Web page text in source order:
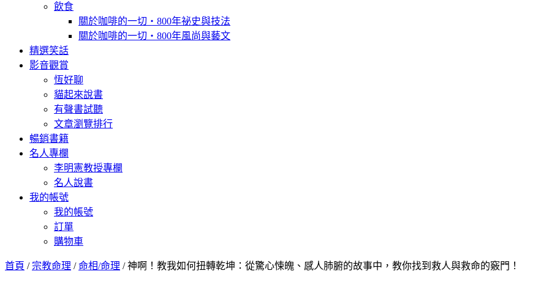
飲食
關於咖啡的一切‧800年祕史與技法
關於咖啡的一切‧800年風尚與藝文
精選笑話
影音觀賞
恆好聊
貓起來說書
有聲書試聽
文章瀏覽排行
暢銷書籍
名人專欄
李明憲教授專欄
名人說書
我的帳號
我的帳號
訂單
購物車
首頁 / 宗教命理 /命相/命理 / 神啊！教我如何扭轉乾坤：從驚心悚魄、感人肺腑的故事中，教你找到救人與救命的竅門！